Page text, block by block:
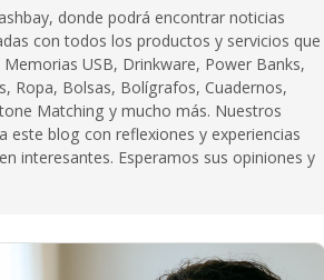
donde podrá encontrar noticias
con todos los productos y servicios que
USB, Drinkware, Power Banks,
Ropa, Bolsas, Bolígrafos, Cuadernos,
Matching y mucho más. Nuestros
este blog con reflexiones y experiencias
interesantes. Esperamos sus opiniones y